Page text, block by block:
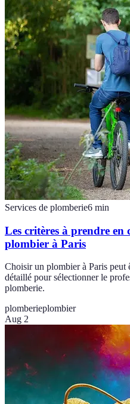
Services de plomberie6 min
Les critères à prendre
plombier à Paris
Choisir un plombier à Paris
détaillé pour sélectionner le
plomberie.
plomberieplombier
Aug 2